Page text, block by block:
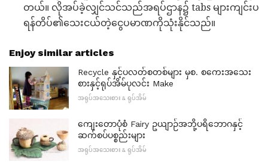
တယ်။ လိုအပ်ခဲ့လျှင်သင်သည်အရပ်ဌာန၌ tabs များကျင်းပ
ရန်တိပ်၏သေးငယ်တဲ့ငွေပမာဏကိုသုံးနိုင်သည်။
Enjoy similar articles
Recycle နှင့်ပလတ်စတစ်များ မှစ. စကေးအသေး
စားနှင့်ရုပ်အိမ်ပုလင်း Make
အရုပ်အသေးစား & ရုပ်အိမ်
ကျေးတောပုံစံ Fairy ဥယျာဉ်အဘို့ပရိဘောဂနှင့်
ဆက်စပ်ပစ္စည်းများ
အရုပ်အသေးစား & ရုပ်အိမ်